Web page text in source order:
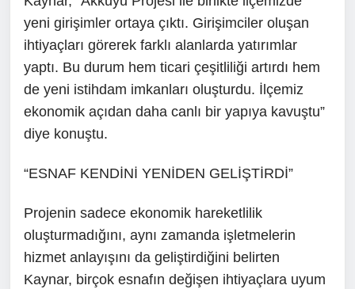
yeni girişimler ortaya çıktı. Girişimciler oluşan
ihtiyaçları görerek farklı alanlarda yatırımlar
yaptı. Bu durum hem ticari çeşitliliği artırdı hem
de yeni istihdam imkanları oluşturdu. İlçemiz
ekonomik açıdan daha canlı bir yapıya kavuştu”
diye konuştu.
“ESNAF KENDİNİ YENİDEN GELİŞTİRDİ”
Projenin sadece ekonomik hareketlilik
oluşturmadığını, aynı zamanda işletmelerin
hizmet anlayışını da geliştirdiğini belirten
Kaynar, birçok esnafın değişen ihtiyaçlara uyum